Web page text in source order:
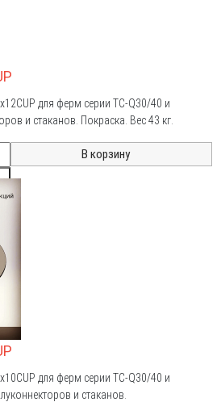
для ферм серии TC-Q30/40 и
и стаканов. Покраска. Вес 43 кг.
для ферм серии TC-Q30/40 и
и стаканов.